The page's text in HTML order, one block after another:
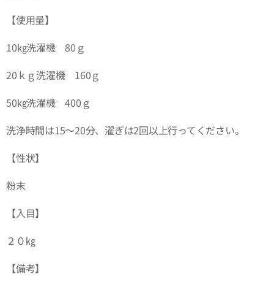
【使用量】
10㎏洗濯機 80ｇ
20ｋｇ洗濯機 160ｇ
50㎏洗濯機 400ｇ
洗浄時間は15～20分、濯ぎは2回以上行ってください。
【性状】
粉末
【入目】
２０㎏
【備考】